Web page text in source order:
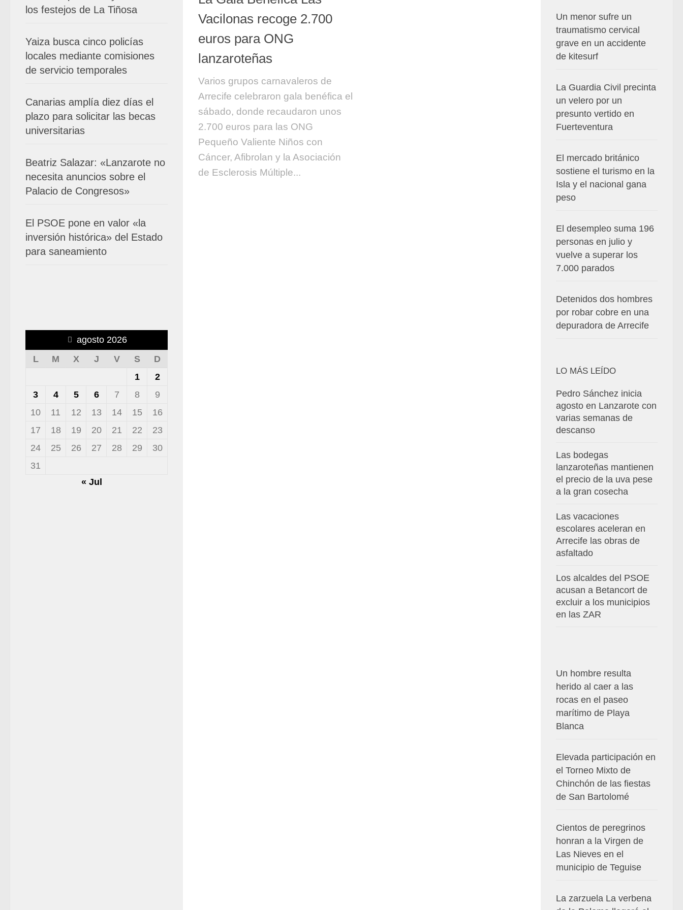
Vacilonas recoge 2.700
euros para ONG
lanzaroteñas
Varios grupos carnavaleros de
Arrecife celebraron gala benéfica el
sábado, donde recaudaron unos
2.700 euros para las ONG
Pequeño Valiente Niños con
Cáncer, Afibrolan y la Asociación
de Esclerosis Múltiple...
los festejos de La Tiñosa
Yaiza busca cinco policías
locales mediante comisiones
de servicio temporales
Canarias amplía diez días el
plazo para solicitar las becas
universitarias
Beatriz Salazar: «Lanzarote no
necesita anuncios sobre el
Palacio de Congresos»
El PSOE pone en valor «la
inversión histórica» del Estado
para saneamiento
agosto 2026
L
M X J V S
D
1
2
3
4 5 6 7 8
9
10
11 12 13 14 15
16
17
18 19 20 21 22
23
24
25 26 27 28 29
30
31
« Jul
Un menor sufre un
traumatismo cervical
grave en un accidente
de kitesurf
La Guardia Civil precinta
un velero por un
presunto vertido en
Fuerteventura
El mercado británico
sostiene el turismo en la
Isla y el nacional gana
peso
El desempleo suma 196
personas en julio y
vuelve a superar los
7.000 parados
Detenidos dos hombres
por robar cobre en una
depuradora de Arrecife
LO MÁS LEÍDO
Pedro Sánchez inicia
agosto en Lanzarote con
varias semanas de
descanso
Las bodegas
lanzaroteñas mantienen
el precio de la uva pese
a la gran cosecha
Las vacaciones
escolares aceleran en
Arrecife las obras de
asfaltado
Los alcaldes del PSOE
acusan a Betancort de
excluir a los municipios
en las ZAR
Un hombre resulta
herido al caer a las
rocas en el paseo
marítimo de Playa
Blanca
Elevada participación en
el Torneo Mixto de
Chinchón de las fiestas
de San Bartolomé
Cientos de peregrinos
honran a la Virgen de
Las Nieves en el
municipio de Teguise
La zarzuela La verbena